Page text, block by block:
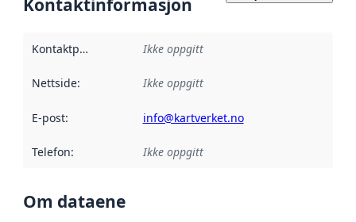
Kontaktinformasjon
Kontaktpunkt Ikke oppgitt
Nettside: Ikke oppgitt
E-post: info@kartverket.no
Telefon: Ikke oppgitt
Om dataene